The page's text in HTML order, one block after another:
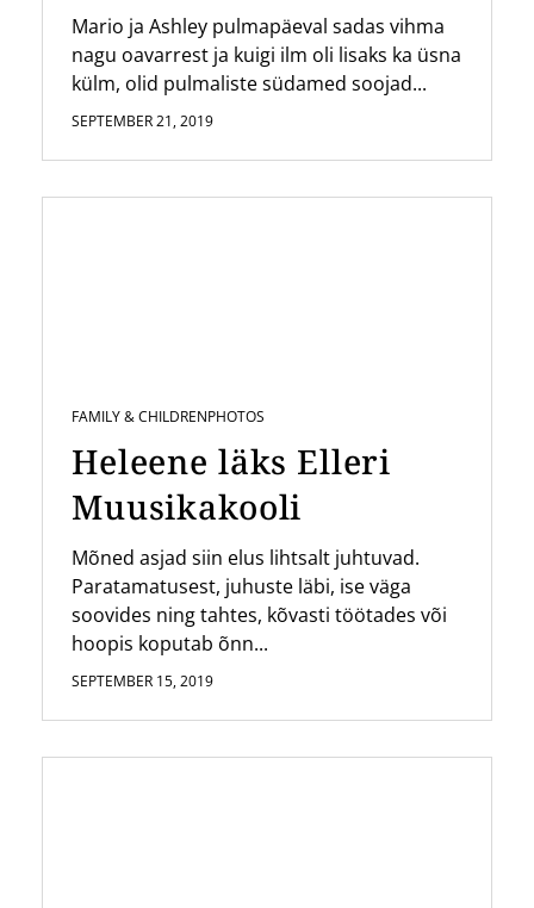
Mario ja Ashley pulmapäeval sadas vihma
nagu oavarrest ja kuigi ilm oli lisaks ka üsna
külm, olid pulmaliste südamed soojad...
SEPTEMBER 21, 2019
FAMILY & CHILDRENPHOTOS
Heleene läks Elleri
Muusikakooli
Mõned asjad siin elus lihtsalt juhtuvad.
Paratamatusest, juhuste läbi, ise väga
soovides ning tahtes, kõvasti töötades või
hoopis koputab õnn...
SEPTEMBER 15, 2019